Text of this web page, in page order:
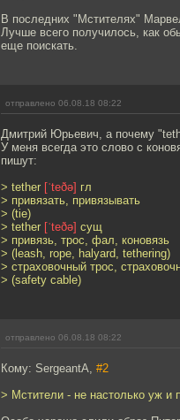
В последних "Мстителях"
Лучше всего получилось, как
еще поискать.
отправлено 06.08.18 08:22
Дмитрий Юрьевич, а почему
У меня всегда это слово с
пишут:
> tether [ˈteðə] гл
> привязать, привязывать
> (tie)
> tether [ˈteðə] сущ
> привязь, трос, фал, коновязь
> (leash, rope, halyard, tethering)
> страховочный трос,
> (safety cable)
отправлено 06.08.18 08:22
Кому: SergeantA, #2
> Мстители - не настолько уж и